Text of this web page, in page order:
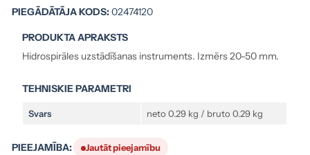
PIEGĀDĀTĀJA KODS:02474120
PRODUKTA APRAKSTS
Hidrospirāles uzstādīšanas instruments. Izmērs 20-50 mm.
TEHNISKIE PARAMETRI
Svars neto 0.29 kg / bruto 0.29 kg
PIEEJAMĪBA: Jautāt pieejamību